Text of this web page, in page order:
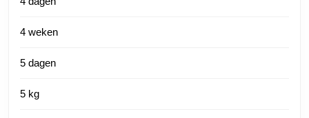
4 weken
5 dagen
5 kg